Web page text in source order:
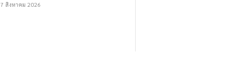
7 สิงหาคม 2026